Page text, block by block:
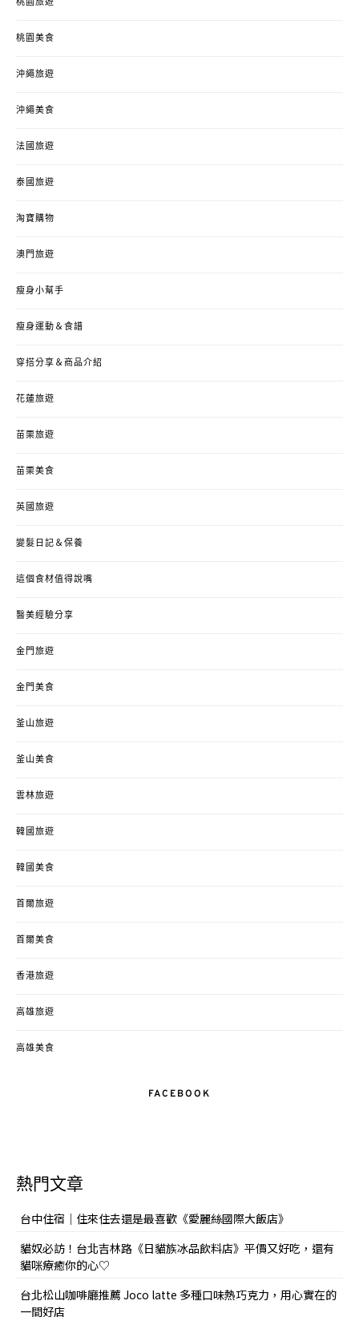
桃園旅遊
桃園美食
沖繩旅遊
沖繩美食
法國旅遊
泰國旅遊
淘寶購物
澳門旅遊
瘦身小幫手
瘦身運動＆食譜
穿搭分享＆商品介紹
花蓮旅遊
苗栗旅遊
苗栗美食
英國旅遊
變髮日記＆保養
這個食材值得說嘴
醫美經驗分享
金門旅遊
金門美食
釜山旅遊
釜山美食
雲林旅遊
韓國旅遊
韓國美食
首爾旅遊
首爾美食
香港旅遊
高雄旅遊
高雄美食
FACEBOOK
熱門文章
台中住宿｜住來住去還是最喜歡《愛麗絲國際大飯店》
貓奴必訪！台北吉林路《日貓族冰品飲料店》平價又好吃，還有
貓咪療癒你的心♡
台北松山咖啡廳推薦 Joco latte 多種口味熱巧克力，用心實在的
一間好店